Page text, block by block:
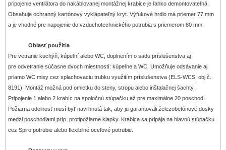
pripojenie ventilátora do nakáblovanej montážnej krabice je ľahko demontovateľná.
Obsahuje ochranný kartónový vyklápateľný kryt. Výfukové hrdlo má priemer 77 mm
a je vhodné pre napojenie do vzduchotechnického potrubia s priemerom 80 mm.
Oblasť použitia
Pre vetranie kuchýň, kúpeľní alebo WC, doplnením o sadu príslušenstva aj
pre odvetranie súčasne dvoch miestností: kúpeľne a WC. Umožňuje odsávanie aj
priamo WC misy cez splachovaciu trubku využitím príslušenstva (ELS-WCS, obj.č.
8191). Montáž možná pod omietku do steny, stropu alebo inštalačnej šachty.
Pripojenie 1 alebo 2 krabíc na spoločnú stúpačku až pre maximálne 20 poschodí.
Požiarna odolnosť musí byť navrhnutá tak, aby ju garantovali železobetónové dosky
medzi poschodiami príp. protipožiarne klapky. Krabica sa pripája na hlavnú stúpačku
cez Spiro potrubie alebo flexibilné oceľové potrubie.